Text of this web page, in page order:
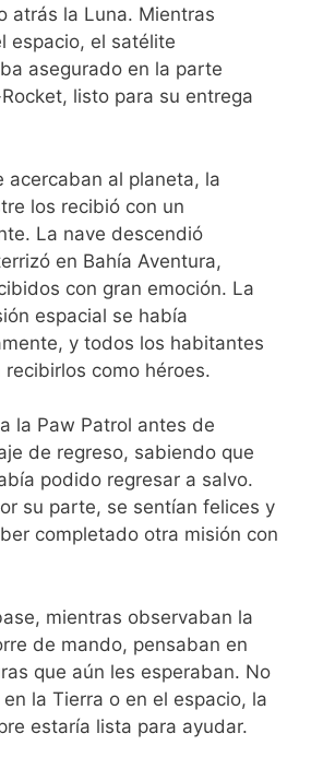
atrás la Luna. Mientras
espacio, el satélite
asegurado en la parte
listo para su entrega
acercaban al planeta, la
los recibió con un
La nave descendió
en Bahía Aventura,
con gran emoción. La
espacial se había
y todos los habitantes
como héroes.
la Paw Patrol antes de
de regreso, sabiendo que
podido regresar a salvo.
su parte, se sentían felices y
completado otra misión con
mientras observaban la
de mando, pensaban en
que aún les esperaban. No
la Tierra o en el espacio, la
estaría lista para ayudar.